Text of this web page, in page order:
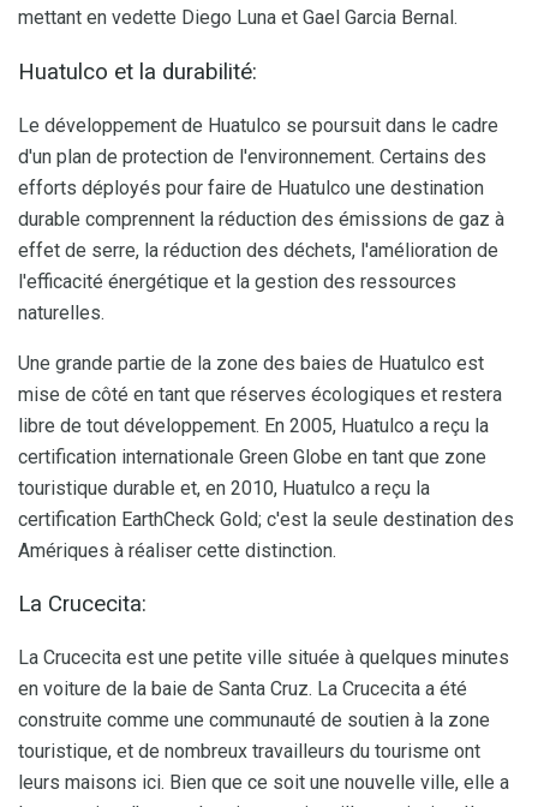
mettant en vedette Diego Luna et Gael Garcia Bernal.
Huatulco et la durabilité:
Le développement de Huatulco se poursuit dans le cadre
d'un plan de protection de l'environnement. Certains des
efforts déployés pour faire de Huatulco une destination
durable comprennent la réduction des émissions de gaz à
effet de serre, la réduction des déchets, l'amélioration de
l'efficacité énergétique et la gestion des ressources
naturelles.
Une grande partie de la zone des baies de Huatulco est
mise de côté en tant que réserves écologiques et restera
libre de tout développement. En 2005, Huatulco a reçu la
certification internationale Green Globe en tant que zone
touristique durable et, en 2010, Huatulco a reçu la
certification EarthCheck Gold; c'est la seule destination des
Amériques à réaliser cette distinction.
La Crucecita:
La Crucecita est une petite ville située à quelques minutes
en voiture de la baie de Santa Cruz. La Crucecita a été
construite comme une communauté de soutien à la zone
touristique, et de nombreux travailleurs du tourisme ont
leurs maisons ici. Bien que ce soit une nouvelle ville, elle a